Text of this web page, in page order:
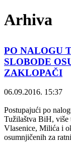
Arhiva
PO NALOGU
SLOBODE
ZAKLOPAČI
06.09.2016. 15:37
Postupajući po
Tužilaštva BiH, više
Vlasenice, Milića i
osumnjičenih za